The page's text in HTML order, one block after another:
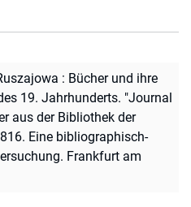
: Bücher und ihre
19. Jahrhunderts. "Journal
aus der Bibliothek der
Eine bibliographisch-
Frankfurt am